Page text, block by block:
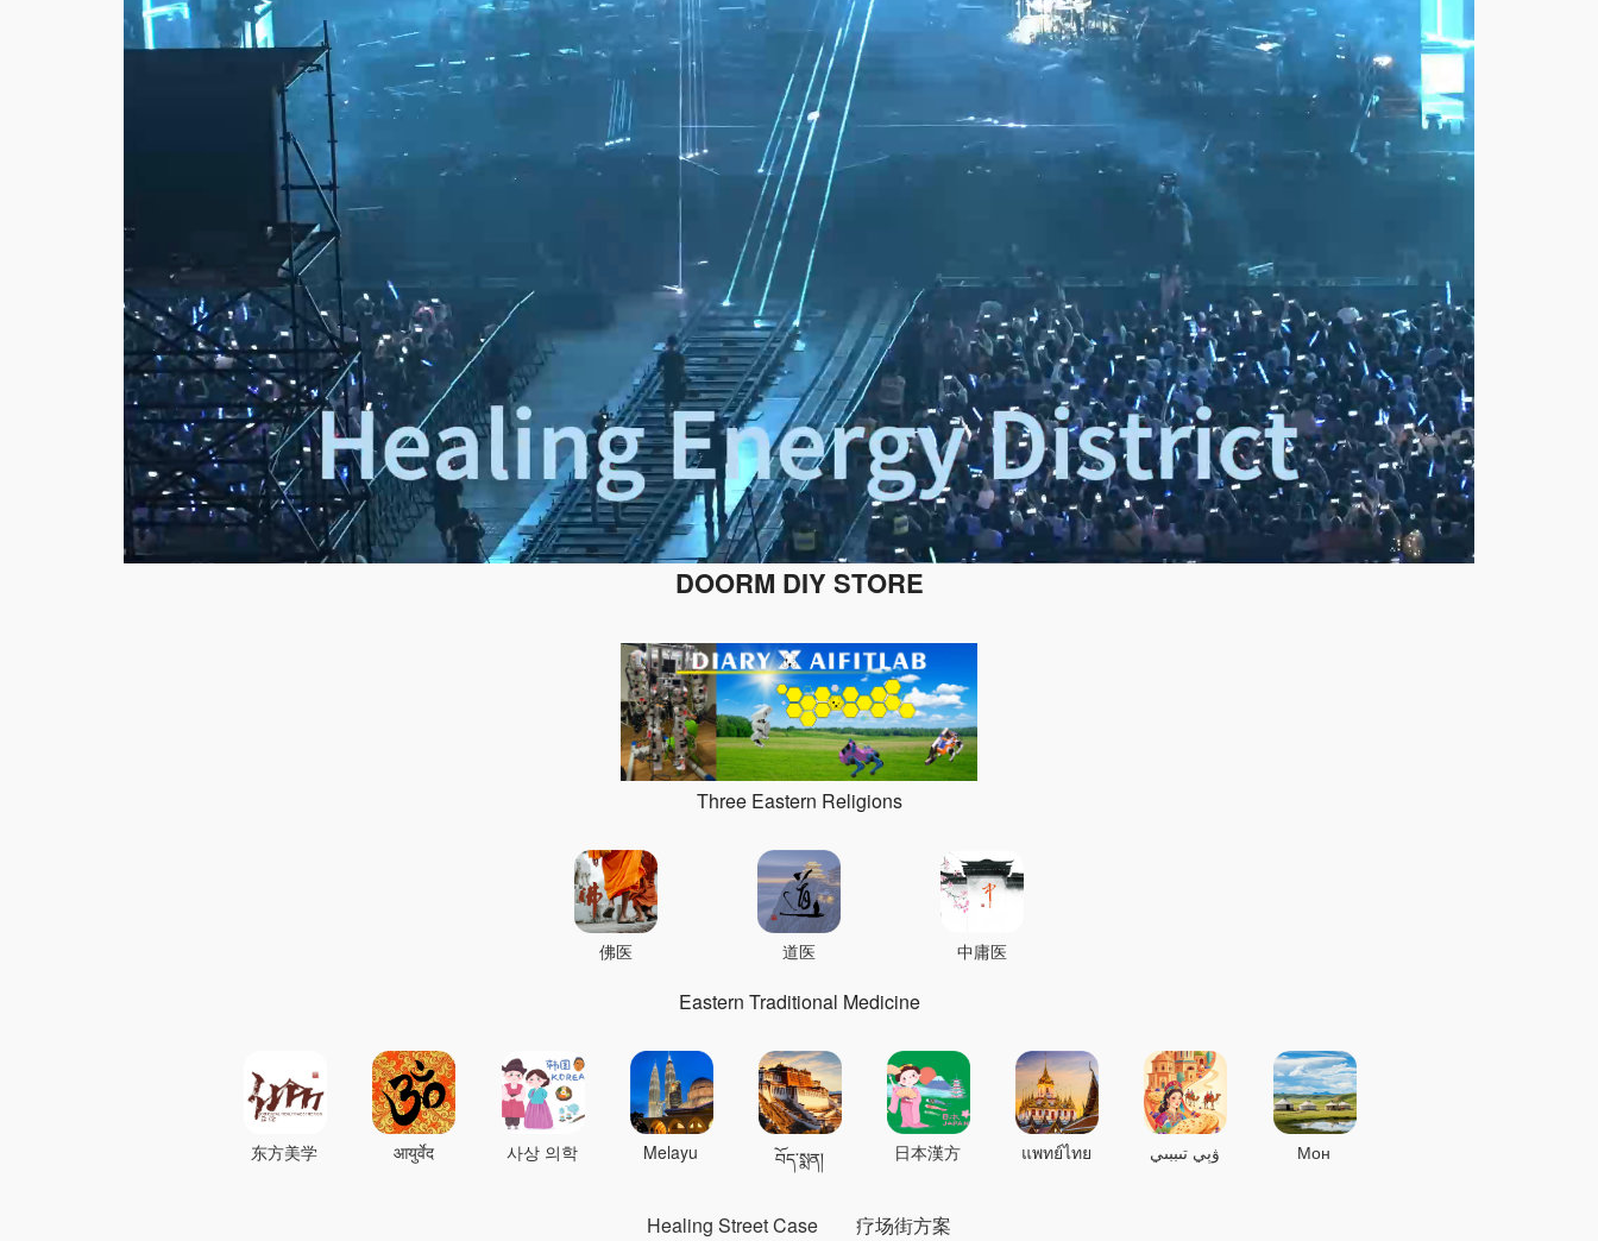
DOORM DIY STORE
Three Eastern Religions
佛医 道医 中庸医
Eastern Traditional Medicine
东方美学 आयुर्वेद 사상 의학 Melayu བོད་སྨན། 日本漢方 แพทย์ไทย ۋېي تىببىي Мон
Healing Street Case 疗场街方案